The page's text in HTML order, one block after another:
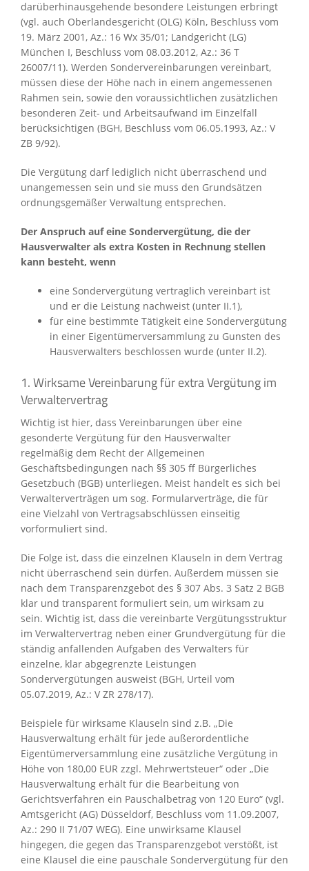
darüberhinausgehende besondere Leistungen erbringt
(vgl. auch Oberlandesgericht (OLG) Köln, Beschluss vom
19. März 2001, Az.: 16 Wx 35/01; Landgericht (LG)
München I, Beschluss vom 08.03.2012, Az.: 36 T
26007/11). Werden Sondervereinbarungen vereinbart,
müssen diese der Höhe nach in einem angemessenen
Rahmen sein, sowie den voraussichtlichen zusätzlichen
besonderen Zeit- und Arbeitsaufwand im Einzelfall
berücksichtigen (BGH, Beschluss vom 06.05.1993, Az.: V
ZB 9/92).
Die Vergütung darf lediglich nicht überraschend und
unangemessen sein und sie muss den Grundsätzen
ordnungsgemäßer Verwaltung entsprechen.
Der Anspruch auf eine Sondervergütung, die der
Hausverwalter als extra Kosten in Rechnung stellen
kann besteht, wenn
eine Sondervergütung vertraglich vereinbart ist
und er die Leistung nachweist (unter II.1),
für eine bestimmte Tätigkeit eine Sondervergütung
in einer Eigentümerversammlung zu Gunsten des
Hausverwalters beschlossen wurde (unter II.2).
1. Wirksame Vereinbarung für extra Vergütung im
Verwaltervertrag
Wichtig ist hier, dass Vereinbarungen über eine
gesonderte Vergütung für den Hausverwalter
regelmäßig dem Recht der Allgemeinen
Geschäftsbedingungen nach §§ 305 ff Bürgerliches
Gesetzbuch (BGB) unterliegen. Meist handelt es sich bei
Verwalterverträgen um sog. Formularverträge, die für
eine Vielzahl von Vertragsabschlüssen einseitig
vorformuliert sind.
Die Folge ist, dass die einzelnen Klauseln in dem Vertrag
nicht überraschend sein dürfen. Außerdem müssen sie
nach dem Transparenzgebot des § 307 Abs. 3 Satz 2 BGB
klar und transparent formuliert sein, um wirksam zu
sein. Wichtig ist, dass die vereinbarte Vergütungsstruktur
im Verwaltervertrag neben einer Grundvergütung für die
ständig anfallenden Aufgaben des Verwalters für
einzelne, klar abgegrenzte Leistungen
Sondervergütungen ausweist (BGH, Urteil vom
05.07.2019, Az.: V ZR 278/17).
Beispiele für wirksame Klauseln sind z.B. „Die
Hausverwaltung erhält für jede außerordentliche
Eigentümerversammlung eine zusätzliche Vergütung in
Höhe von 180,00 EUR zzgl. Mehrwertsteuer“ oder „Die
Hausverwaltung erhält für die Bearbeitung von
Gerichtsverfahren ein Pauschalbetrag von 120 Euro“ (vgl.
Amtsgericht (AG) Düsseldorf, Beschluss vom 11.09.2007,
Az.: 290 II 71/07 WEG). Eine unwirksame Klausel
hingegen, die gegen das Transparenzgebot verstößt, ist
eine Klausel die eine pauschale Sondervergütung für den